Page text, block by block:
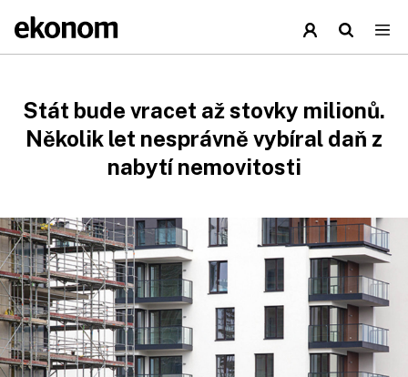
Stát bude vracet až stovky milionů.
Několik let nesprávně vybíral daň z
nabytí nemovitosti